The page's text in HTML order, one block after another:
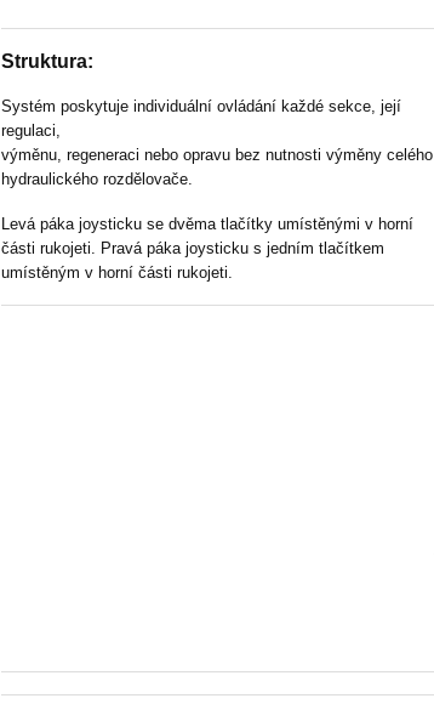
Struktura:
Systém poskytuje individuální ovládání každé sekce, její
regulaci,
výměnu, regeneraci nebo opravu bez nutnosti výměny celého
hydraulického rozdělovače.
Levá páka joysticku se dvěma tlačítky umístěnými v horní
části rukojeti. Pravá páka joysticku s jedním tlačítkem
umístěným v horní části rukojeti.